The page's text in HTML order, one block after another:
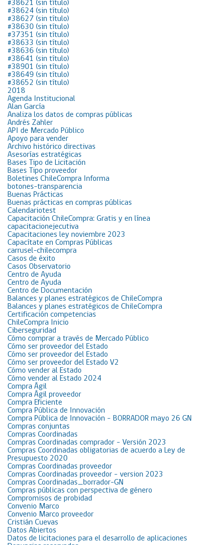
#38621 (sin título)
#38624 (sin título)
#38627 (sin título)
#38630 (sin título)
#37351 (sin título)
#38633 (sin título)
#38636 (sin título)
#38641 (sin título)
#38901 (sin título)
#38649 (sin título)
#38652 (sin título)
2018
Agenda Institucional
Alan García
Analiza los datos de compras públicas
Andrés Zahler
API de Mercado Público
Apoyo para vender
Archivo histórico directivas
Asesorías estratégicas
Bases Tipo de Licitación
Bases Tipo proveedor
Boletines ChileCompra Informa
botones-transparencia
Buenas Prácticas
Buenas prácticas en compras públicas
Calendariotest
Capacitación ChileCompra: Gratis y en línea
capacitacionejecutiva
Capacitaciones ley noviembre 2023
Capacítate en Compras Públicas
carrusel-chilecompra
Casos de éxito
Casos Observatorio
Centro de Ayuda
Centro de Ayuda
Centro de Documentación
Balances y planes estratégicos de ChileCompra
Balances y planes estratégicos de ChileCompra
Certificación competencias
ChileCompra Inicio
Ciberseguridad
Cómo comprar a través de Mercado Público
Cómo ser proveedor del Estado
Cómo ser proveedor del Estado
Cómo ser proveedor del Estado V2
Cómo vender al Estado
Cómo vender al Estado 2024
Compra Ágil
Compra Ágil proveedor
Compra Eficiente
Compra Pública de Innovación
Compra Pública de Innovación – BORRADOR mayo 26 GN
Compras conjuntas
Compras Coordinadas
Compras Coordinadas comprador – Versión 2023
Compras Coordinadas obligatorias de acuerdo a Ley de
Presupuesto 2020
Compras Coordinadas proveedor
Compras Coordinadas proveedor – version 2023
Compras Coordinadas_borrador-GN
Compras públicas con perspectiva de género
Compromisos de probidad
Convenio Marco
Convenio Marco proveedor
Cristián Cuevas
Datos Abiertos
Datos de licitaciones para el desarrollo de aplicaciones